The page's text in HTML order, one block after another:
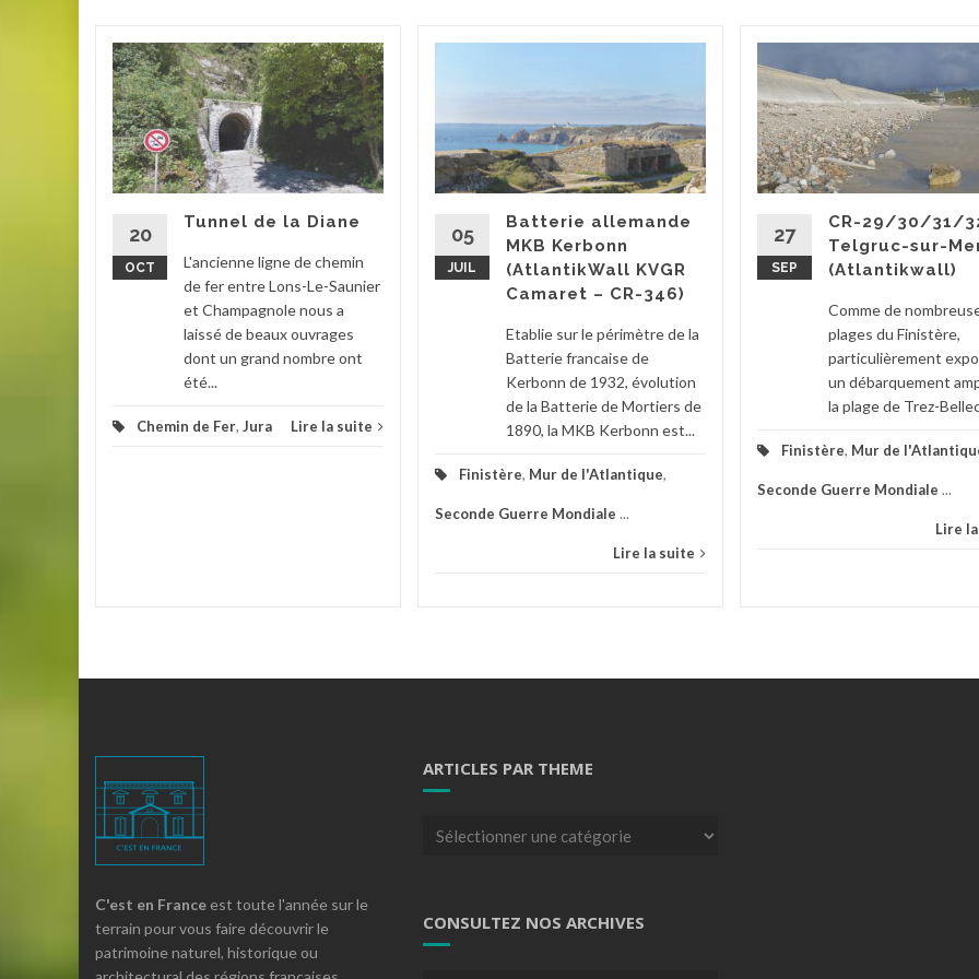
20
OCT
Tunnel de la Diane
L'ancienne ligne de chemin
de fer entre Lons-Le-Saunier
et Champagnole nous a
laissé de beaux ouvrages
dont un grand nombre ont
été...
Chemin de Fer, Jura Lire la suite
05
JUIL
Batterie allemande
MKB Kerbonn
(AtlantikWall KVGR
Camaret – CR-346)
Etablie sur le périmètre de la
Batterie francaise de
Kerbonn de 1932, évolution
de la Batterie de Mortiers de
1890, la MKB Kerbonn est...
Finistère, Mur de l'Atlantique,
Seconde Guerre Mondiale ...
Lire la suite
27
SEP
CR-29/30/31/
Telgruc-sur-
(Atlantikwall)
Comme de
plages du Finistère,
particulièrement
un débarquement
la plage de Trez-
Finistère, Mur de
Seconde Guerre Mondiale ...
Lire
C'est en France est toute l'année sur le
terrain pour vous faire découvrir le
patrimoine naturel, historique ou
ARTICLES PAR THEME
Articles
CONSULTEZ NOS ARCHIVES